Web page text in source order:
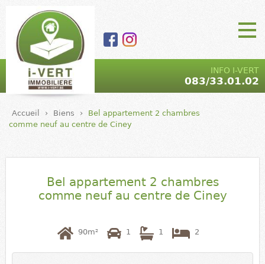
INFO I-VERT
083/33.01.02
I-VERT |
Agence
- marchand
5590 Ciney
Main Menu
Accueil › Biens ›
Bel appartement 2 chambres
comme neuf au centre de Ciney
Bel appartement 2 chambres
comme neuf au centre de Ciney
90m² 1 1 2